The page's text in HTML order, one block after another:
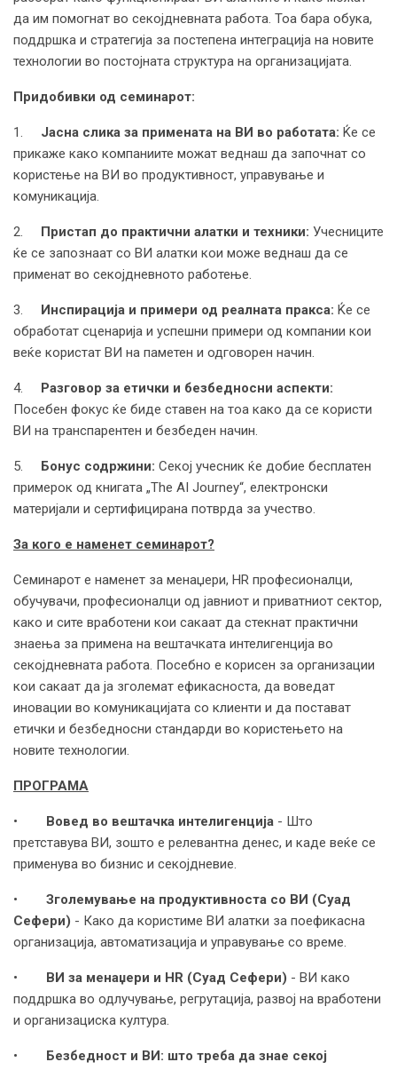
да им помогнат во секојдневната работа. Тоа бара обука,
поддршка и стратегија за постепена интеграција на новите
технологии во постојната структура на организацијата.
Придобивки од семинарот:
1. Јасна слика за примената на ВИ во работата: Ќе се
прикаже како компаниите можат веднаш да започнат со
користење на ВИ во продуктивност, управување и
комуникација.
2. Пристап до практични алатки и техники: Учесниците
ќе се запознаат со ВИ алатки кои може веднаш да се
применат во секојдневното работење.
3. Инспирација и примери од реалната пракса: Ќе се
обработат сценарија и успешни примери од компании кои
веќе користат ВИ на паметен и одговорен начин.
4. Разговор за етички и безбедносни аспекти:
Посебен фокус ќе биде ставен на тоа како да се користи
ВИ на транспарентен и безбеден начин.
5. Бонус содржини: Секој учесник ќе добие бесплатен
примерок од книгата „The AI Journey“, електронски
материјали и сертифицирана потврда за учество.
За кого е наменет семинарот?
Семинарот е наменет за менаџери, HR професионалци,
обучувачи, професионалци од јавниот и приватниот сектор,
како и сите вработени кои сакаат да стекнат практични
знаења за примена на вештачката интелигенција во
секојдневната работа. Посебно е корисен за организации
кои сакаат да ја зголемат ефикасноста, да воведат
иновации во комуникацијата со клиенти и да постават
етички и безбедносни стандарди во користењето на
новите технологии.
ПРОГРАМА
• Вовед во вештачка интелигенција - Што
претставува ВИ, зошто е релевантна денес, и каде веќе се
применува во бизнис и секојдневие.
• Зголемување на продуктивноста со ВИ (Суад
Сефери) - Како да користиме ВИ алатки за поефикасна
организација, автоматизација и управување со време.
• ВИ за менаџери и HR (Суад Сефери) - ВИ како
поддршка во одлучување, регрутација, развој на вработени
и организациска култура.
• Безбедност и ВИ: што треба да знае секој